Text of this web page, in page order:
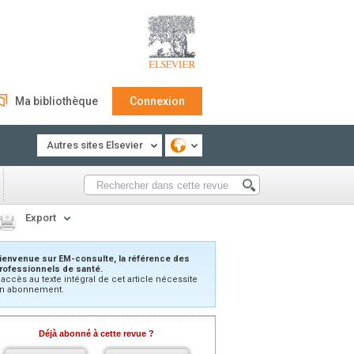
Ma bibliothèque Connexion
Autres sites Elsevier
Export
sur EM-consulte, la référence des
de santé.
au texte intégral de cet article nécessite
abonnement.
Déjà abonné à cette revue ?